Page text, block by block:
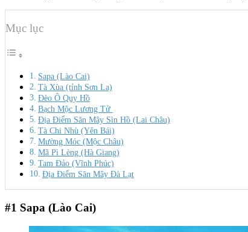
Mục lục
Sapa (Lào Cai)
Tà Xùa (tỉnh Sơn La)
Đèo Ô Quy Hồ
Bạch Mộc Lương Tử
Địa Điểm Săn Mây Sìn Hồ (Lai Châu)
Tà Chi Nhù (Yên Bái)
Mường Móc (Mộc Châu)
Mã Pì Lèng (Hà Giang)
Tam Đảo (Vĩnh Phúc)
Địa Điểm Săn Mây Đà Lạt
#1 Sapa (Lào Cai)